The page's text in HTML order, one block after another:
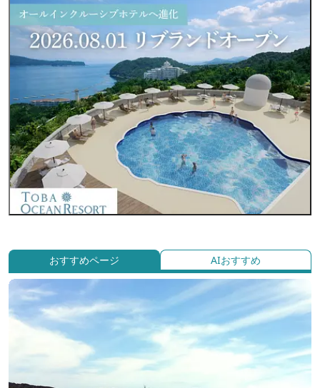
おすすめページ AIおすすめ